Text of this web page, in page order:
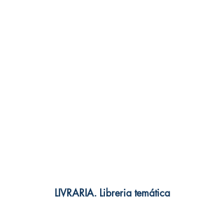
LIVRARIA. Libreria temática